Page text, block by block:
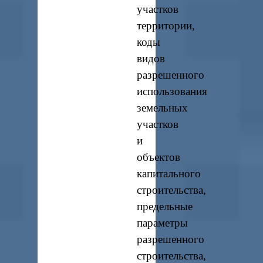
участков
территории,
коды
видов
разрешенного
использования
земельных
участков
и
объектов
капитального
строительства,
предельные
параметры
разрешенного
строительства,